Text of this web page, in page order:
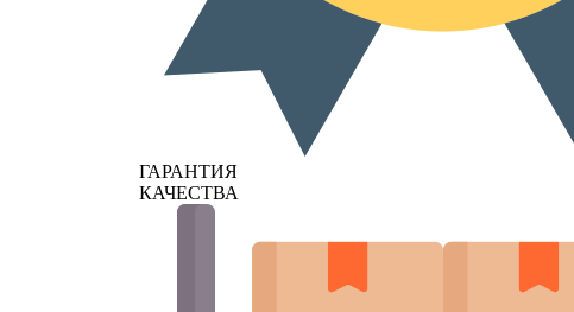
ГАРАНТИЯ
КАЧЕСТВА